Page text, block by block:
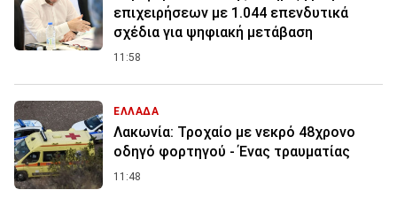
επιχειρήσεων με 1.044 επενδυτικά
σχέδια για ψηφιακή μετάβαση
11:58
ΕΛΛΑΔΑ
Λακωνία: Τροχαίο με νεκρό 48χρονο
οδηγό φορτηγού - Ένας τραυματίας
11:48